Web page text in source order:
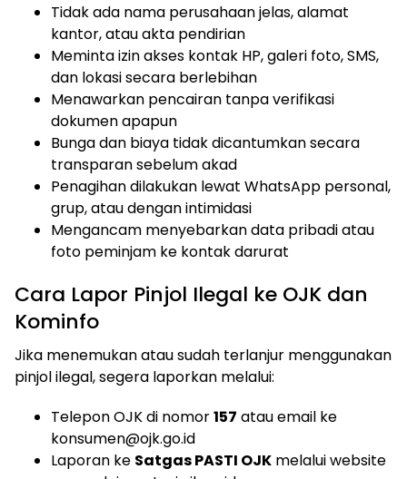
Tidak ada nama perusahaan jelas, alamat
kantor, atau akta pendirian
Meminta izin akses kontak HP, galeri foto, SMS,
dan lokasi secara berlebihan
Menawarkan pencairan tanpa verifikasi
dokumen apapun
Bunga dan biaya tidak dicantumkan secara
transparan sebelum akad
Penagihan dilakukan lewat WhatsApp personal,
grup, atau dengan intimidasi
Mengancam menyebarkan data pribadi atau
foto peminjam ke kontak darurat
Cara Lapor Pinjol Ilegal ke OJK dan
Kominfo
Jika menemukan atau sudah terlanjur menggunakan
pinjol ilegal, segera laporkan melalui:
Telepon OJK di nomor157 atau email ke
konsumen@ojk.go.id
Laporan ke Satgas PASTI OJK melalui website